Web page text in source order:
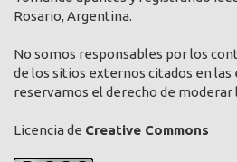
Rosario, Argentina.
No somos responsables por los
de los sitios externos citados en las
reservamos el derecho de moderar
Licencia de Creative Commons